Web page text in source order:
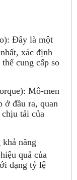
Đây là một
xác định
cung cấp so
Mô-men
ở đầu ra, quan
tải của
năng
quả của
dạng tỷ lệ